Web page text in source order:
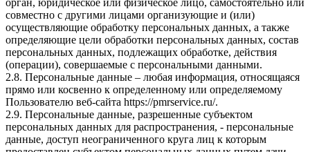
совместно с другими лицами организующие и (или)
осуществляющие обработку персональных данных, а также
определяющие цели обработки персональных данных, состав
персональных данных, подлежащих обработке, действия
(операции), совершаемые с персональными данными.
2.8. Персональные данные – любая информация, относящаяся
прямо или косвенно к определенному или определяемому
Пользователю веб-сайта https://pmrservice.ru/.
2.9. Персональные данные, разрешенные субъектом
персональных данных для распространения, - персональные
данные, доступ неограниченного круга лиц к которым